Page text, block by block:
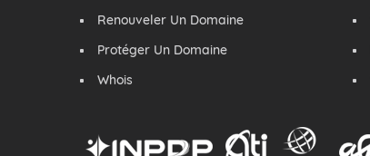
Renouveler Un Domaine
Protéger Un Domaine
Whois